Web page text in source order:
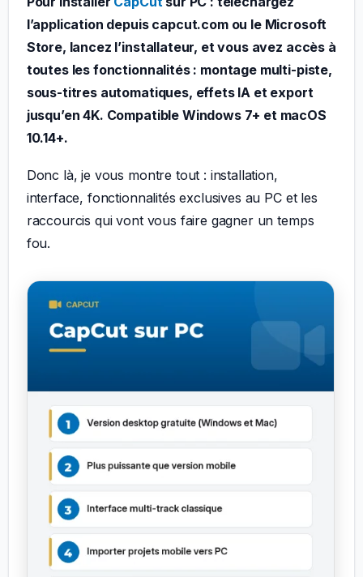
l’application depuis capcut.com ou le Microsoft
Store, lancez l’installateur, et vous avez accès à
toutes les fonctionnalités : montage multi-piste,
sous-titres automatiques, effets IA et export
jusqu’en 4K. Compatible Windows 7+ et macOS
10.14+.
Donc là, je vous montre tout : installation,
interface, fonctionnalités exclusives au PC et les
raccourcis qui vont vous faire gagner un temps
fou.